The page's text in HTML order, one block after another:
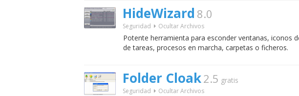
HideWizard 8.0
Seguridad Ocultar Archivos
Potente herramienta para esconder ventanas, iconos
de tareas, procesos en marcha, carpetas o ficheros.
Folder Cloak2.5 gratis
Seguridad Ocultar Archivos